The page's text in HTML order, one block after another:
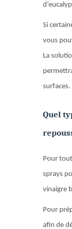
Si
vous
La
surfaces.
Quel
Pour
sprays
vinaigre
Pour
afin de